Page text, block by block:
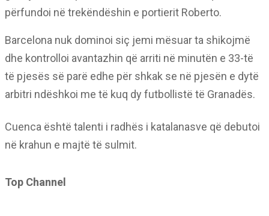
përfundoi në trekëndëshin e portierit Roberto.
Barcelona nuk dominoi siç jemi mësuar ta shikojmë
dhe kontrolloi avantazhin që arriti në minutën e 33-të
të pjesës së parë edhe për shkak se në pjesën e dytë
arbitri ndëshkoi me të kuq dy futbollistë të Granadës.
Cuenca është talenti i radhës i katalanasve që debutoi
në krahun e majtë të sulmit.
Top Channel